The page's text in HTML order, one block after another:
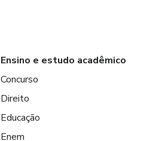
Ensino e estudo acadêmico
Concurso
Direito
Educação
Enem